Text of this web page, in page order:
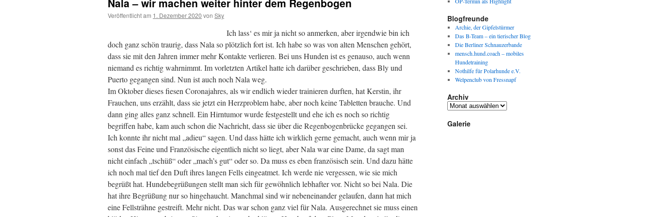
Nala – wir machen weiter hinter dem Regenbogen
Veröffentlicht am 1. Dezember 2020 von Sky
Ich lass‘ es mir ja nicht so anmerken, aber irgendwie bin ich
doch ganz schön traurig, dass Nala so plötzlich fort ist. Ich habe so was von alten Menschen gehört,
dass sie mit den Jahren immer mehr Kontakte verlieren. Bei uns Hunden ist es genauso, auch wenn
niemand es richtig wahrnimmt. Im vorletzten Artikel hatte ich darüber geschrieben, dass Bly und
Puerto gegangen sind. Nun ist auch noch Nala weg.
Im Oktober dieses fiesen Coronajahres, als wir endlich wieder trainieren durften, hat Kerstin, ihr
Frauchen, uns erzählt, dass sie jetzt ein Herzproblem habe, aber noch keine Tabletten brauche. Und
dann ging alles ganz schnell. Ein Hirntumor wurde festgestellt und ehe ich es noch so richtig
begriffen habe, kam auch schon die Nachricht, dass sie über die Regenbogenbrücke gegangen sei.
Ich konnte ihr nicht mal „adieu“ sagen. Und dass hätte ich wirklich gerne gemacht, auch wenn mir ja
sonst das Feine und Französische eigentlich nicht so liegt, aber Nala war eine Dame, da sagt man
nicht einfach „tschüß“ oder „mach’s gut“ oder so. Da muss es eben französisch sein. Und dazu hätte
ich noch mal tief den Duft ihres langen Fells eingeatmet. Ich werde nie vergessen, wie sie mich
begrüßt hat. Hundebegrüßungen stellt man sich für gewöhnlich lebhafter vor. Nicht so bei Nala. Die
hat ihre Begrüßung nur so hingehaucht. Manchmal sind wir nebeneinander gelaufen, dann hat mich
eine Fellsträhne gestreift. Mehr nicht. Das war schon ganz viel für Nala. Ausgerechnet sie muss einen
Blogfreunde
Archie, der Gipfelstürmer
Das B-Team – ein tierischer Blog
Die Berliner Schnauzerbande
mensch.hund.coach – mobiles
Hundetraining
Nothilfe für Polarhunde e.V.
Welpenclub von Fressnapf
Archiv
Archiv
Galerie